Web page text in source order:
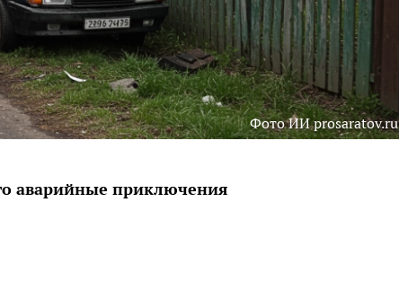
Фото ИИ prosaratov.ru
аварийные приключения